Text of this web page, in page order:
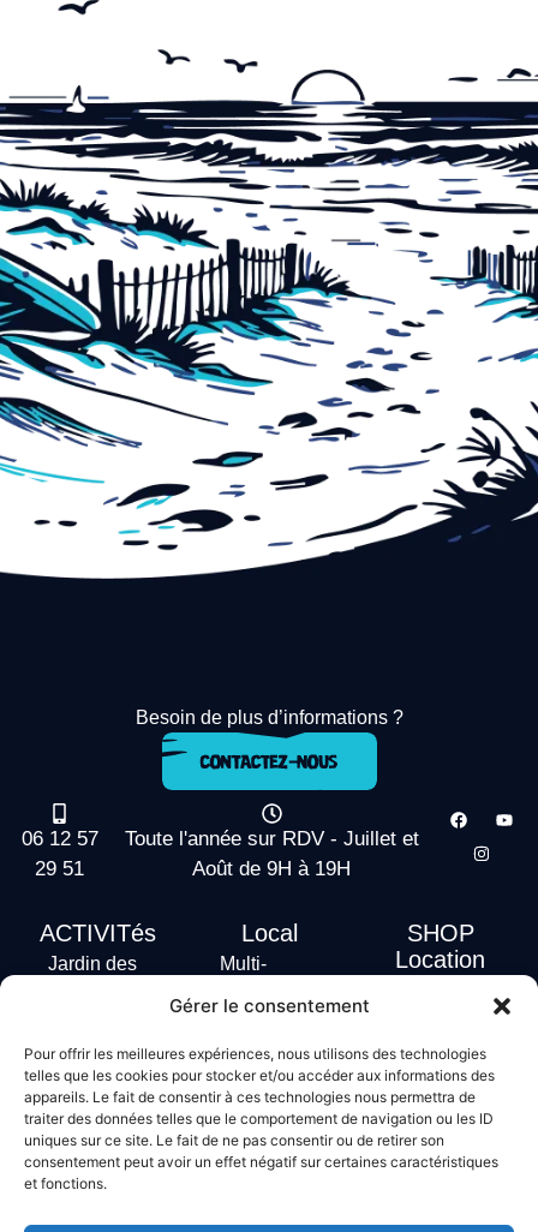
Gérer le consentement
Pour offrir les meilleures expériences, nous utilisons des technologies
telles que les cookies pour stocker et/ou accéder aux informations des
appareils. Le fait de consentir à ces technologies nous permettra de
traiter des données telles que le comportement de navigation ou les ID
uniques sur ce site. Le fait de ne pas consentir ou de retirer son
consentement peut avoir un effet négatif sur certaines caractéristiques
et fonctions.
Besoin de plus d’informations ?
06 12 57
29 51
Toute l'année sur RDV - Juillet et
Août de 9H à 19H
ACTIVITés
Jardin des
Stand Up
Paddle
Bodyboard
Local
Multi-
Hébergement
SHOP
Location